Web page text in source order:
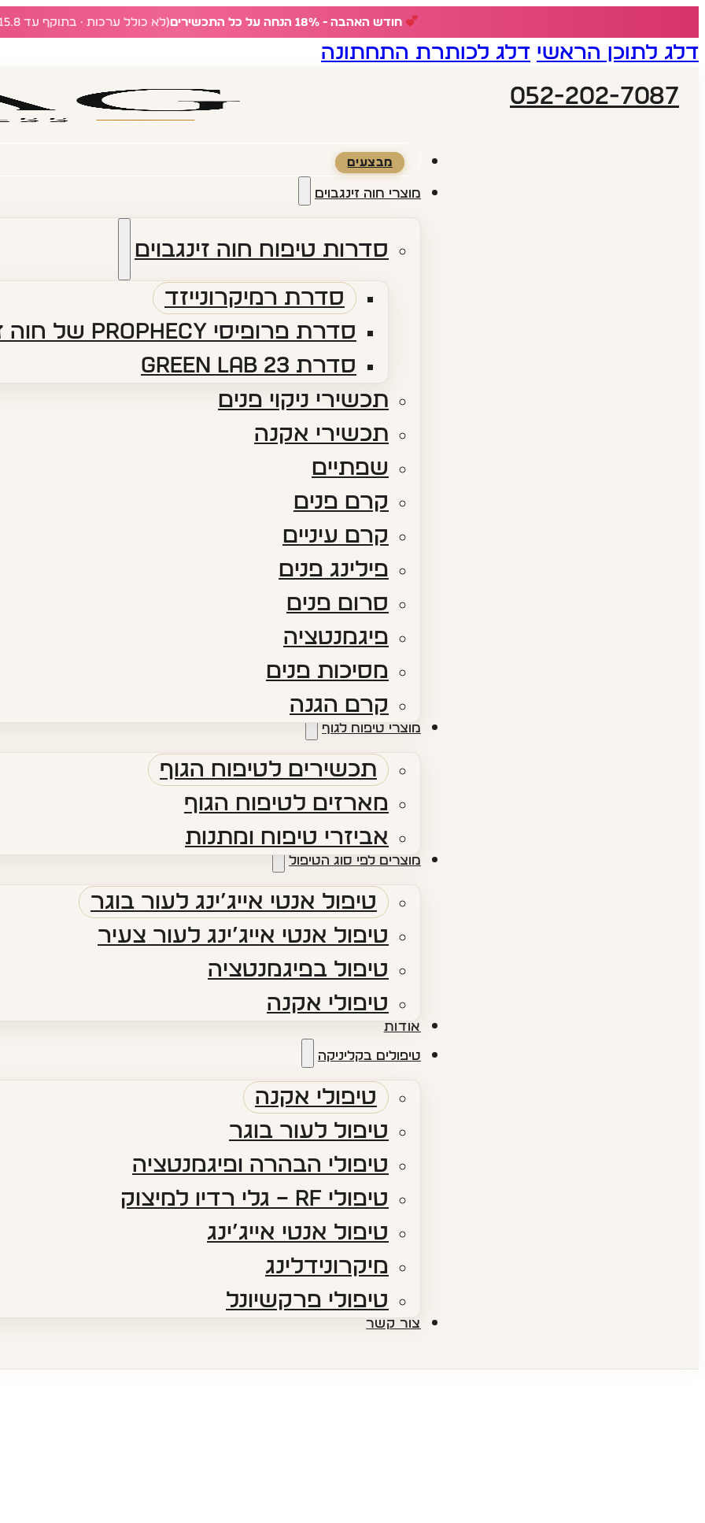
חודש האהבה - 18% הנחה על כל התכשירים (לא כולל ערכות · בתוקף עד 15.8)
דלג לתוכן הראשי דלג לכותרת התחתונה
052-202-7087
מבצעים
מוצרי חוה זינגבוים
סדרות טיפוח חוה זינגבוים
סדרת רמיקרונייזד
סדרת פרופיסי PROPHECY של חוה זינגבוים
סדרת green lab 23
תכשירי ניקוי פנים
תכשירי אקנה
שפתיים
קרם פנים
קרם עיניים
פילינג פנים
סרום פנים
פיגמנטציה
מסיכות פנים
קרם הגנה
מוצרי טיפוח לגוף
תכשירים לטיפוח הגוף
מארזים לטיפוח הגוף
אביזרי טיפוח ומתנות
מוצרים לפי סוג הטיפול
טיפול אנטי אייג’ינג לעור בוגר
טיפול אנטי אייג’ינג לעור צעיר
טיפול בפיגמנטציה
טיפולי אקנה
אודות​
טיפולים בקליניקה
טיפולי אקנה
טיפול לעור בוגר
טיפולי הבהרה ופיגמנטציה​
טיפולי RF​ – גלי רדיו למיצוק
טיפול אנטי אייג’ינג​
מיקרונידלינג
טיפולי פרקשיונל​
צור קשר